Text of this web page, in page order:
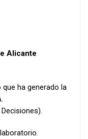
Alicante
ha generado la